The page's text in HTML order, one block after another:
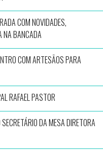
COM NOVIDADES,
NA BANCADA
COM ARTESÃOS PARA
RAFAEL PASTOR
DA MESA DIRETORA